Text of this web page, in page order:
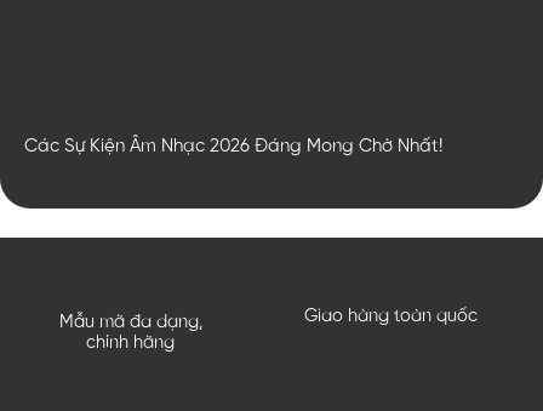
Các Sự Kiện Âm Nhạc 2026 Đáng Mong Chờ Nhất!
Mẫu mã đa dạng,
chính hãng
Giao hàng toàn quốc